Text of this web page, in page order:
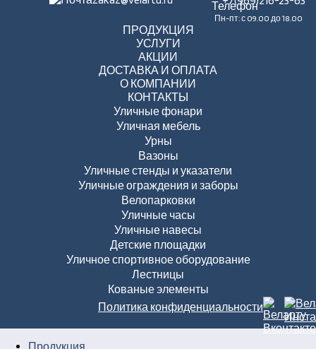
Пн-пт: с 09.00 до 18.00
ПРОДУКЦИЯ
УСЛУГИ
АКЦИИ
ДОСТАВКА И ОПЛАТА
О КОМПАНИИ
КОНТАКТЫ
Уличные фонари
Уличная мебель
Урны
Вазоны
Уличные стенды и указатели
Уличные ограждения и заборы
Велопарковки
Уличные часы
Уличные навесы
Детские площадки
Уличное спортивное оборудование
Лестницы
Кованые элементы
Политика конфиденциальности